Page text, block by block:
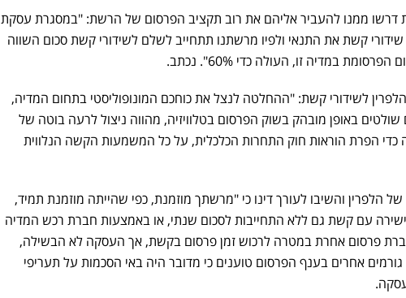
דרשו ממנו להעביר אליהם את רוב תקציב הפרסום של הרשת: "במסגרת עסקת
שידורי קשת את התנאי ולפיו מרשתנו תתחייב לשלם לשידורי קשת סכום השווה
במדיה זו, העולה כדי 60%". נכתב.
לשידורי קשת: "ההחלטה לנצל את כוחכם המונופוליסטי בתחום המדיה,
באופן מובהק בשוק הפרסום בטלוויזיה, מהווה ניצול לרעה בוטה של
הפרת הוראות חוק התחרות הכלכלית, על כל המשמעות הקשה הנלווית
הלפרין והשיבו לעורך דינו כי "מרשתך מוזמנת, כפי שהייתה מוזמנת תמיד,
עם קשת גם ללא התחייבות לסכום שנתי, או באמצעות חברת רכש המדיה
פרסום אחרת במטרה לרכוש זמן פרסום בקשת, אך העסקה לא הבשילה,
אחרים בענף הפרסום טוענים כי מדובר היה באי הסכמות על תעריפי